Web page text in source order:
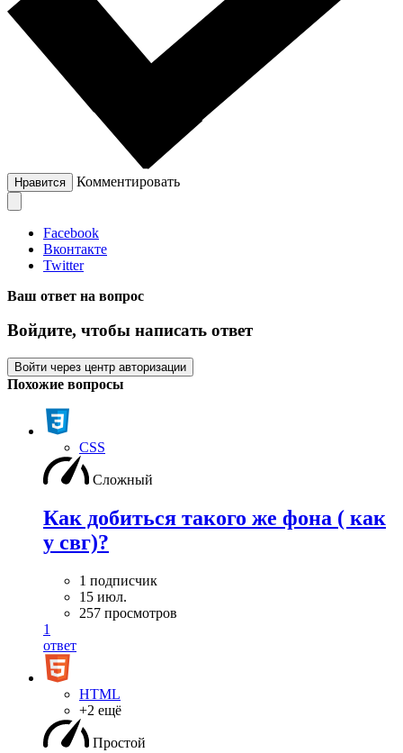
Нравится Комментировать
Facebook
Вконтакте
Twitter
Ваш ответ на вопрос
Войдите, чтобы написать ответ
Войти через центр авторизации
Похожие вопросы
CSS
Сложный
Как добиться такого же фона ( как
у свг)?
1 подписчик
15 июл.
257 просмотров
1
ответ
HTML
+2 ещё
Простой